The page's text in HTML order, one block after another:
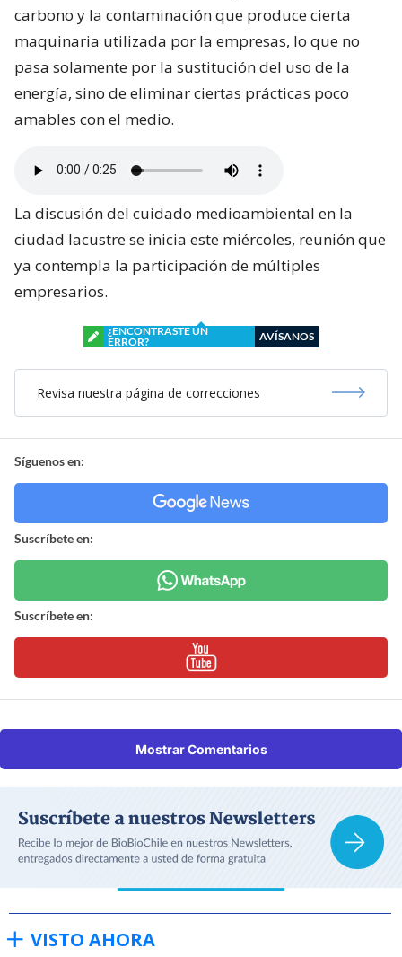
carbono y la contaminación que produce cierta
maquinaria utilizada por la empresas, lo que no
pasa solamente por la sustitución del uso de la
energía, sino de eliminar ciertas prácticas poco
amables con el medio.
La discusión del cuidado medioambiental en la
ciudad lacustre se inicia este miércoles, reunión que
ya contempla la participación de múltiples
empresarios.
¿ENCONTRASTE UN
ERROR?
AVÍSANOS
Revisa nuestra página de correcciones
Síguenos en:
Suscríbete en:
Suscríbete en:
Mostrar Comentarios
VISTO AHORA